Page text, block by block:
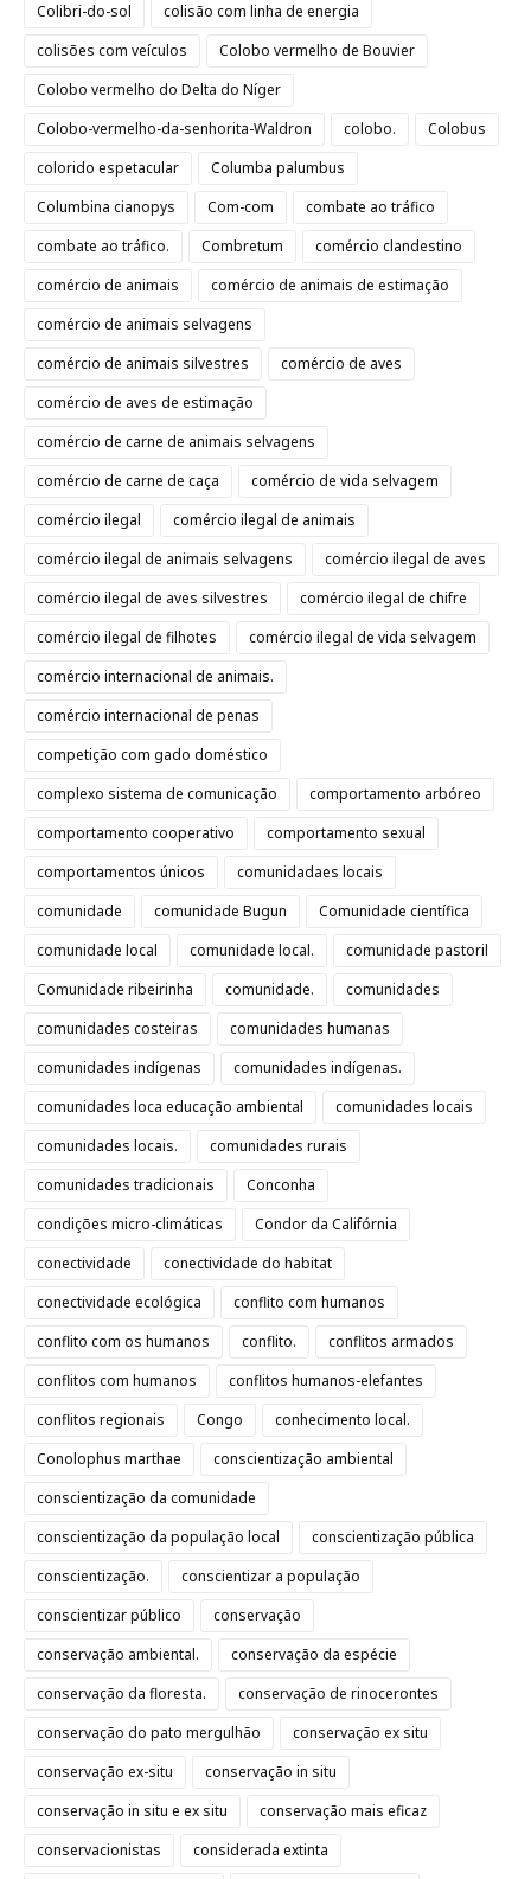
Colibri-do-sol
colisão com linha de energia
colisões com veículos
Colobo vermelho de Bouvier
Colobo vermelho do Delta do Níger
Colobo-vermelho-da-senhorita-Waldron
colobo.
Colobus
colorido espetacular
Columba palumbus
Columbina cianopys
Com-com
combate ao tráfico
combate ao tráfico.
Combretum
comércio clandestino
comércio de animais
comércio de animais de estimação
comércio de animais selvagens
comércio de animais silvestres
comércio de aves
comércio de aves de estimação
comércio de carne de animais selvagens
comércio de carne de caça
comércio de vida selvagem
comércio ilegal
comércio ilegal de animais
comércio ilegal de animais selvagens
comércio ilegal de aves
comércio ilegal de aves silvestres
comércio ilegal de chifre
comércio ilegal de filhotes
comércio ilegal de vida selvagem
comércio internacional de animais.
comércio internacional de penas
competição com gado doméstico
complexo sistema de comunicação
comportamento arbóreo
comportamento cooperativo
comportamento sexual
comportamentos únicos
comunidadaes locais
comunidade
comunidade Bugun
Comunidade científica
comunidade local
comunidade local.
comunidade pastoril
Comunidade ribeirinha
comunidade.
comunidades
comunidades costeiras
comunidades humanas
comunidades indígenas
comunidades indígenas.
comunidades loca educação ambiental
comunidades locais
comunidades locais.
comunidades rurais
comunidades tradicionais
Conconha
condições micro-climáticas
Condor da Califórnia
conectividade
conectividade do habitat
conectividade ecológica
conflito com humanos
conflito com os humanos
conflito.
conflitos armados
conflitos com humanos
conflitos humanos-elefantes
conflitos regionais
Congo
conhecimento local.
Conolophus marthae
conscientização ambiental
conscientização da comunidade
conscientização da população local
conscientização pública
conscientização.
conscientizar a população
conscientizar público
conservação
conservação ambiental.
conservação da espécie
conservação da floresta.
conservação de rinocerontes
conservação do pato mergulhão
conservação ex situ
conservação ex-situ
conservação in situ
conservação in situ e ex situ
conservação mais eficaz
conservacionistas
considerada extinta